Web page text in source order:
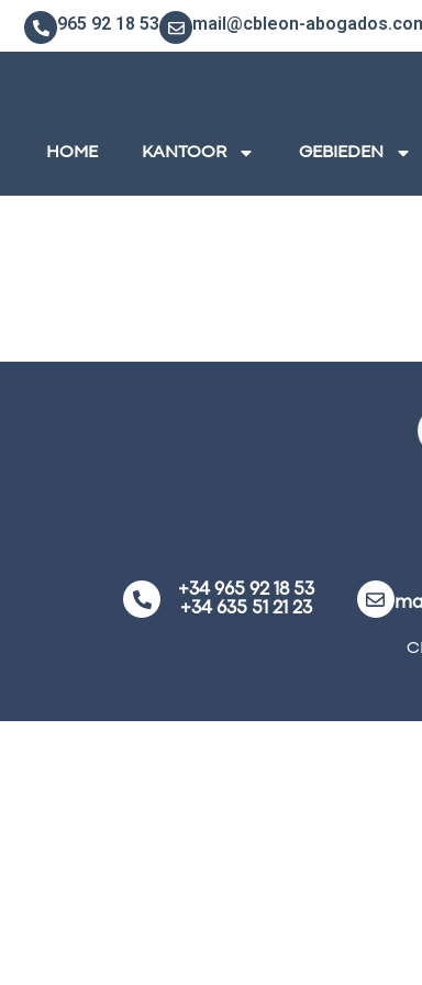
965 92 18 53 mail@cbleon-
HOME KANTOOR GEBIEDEN
+34 965 92 18 53
+34 635 51 21 23